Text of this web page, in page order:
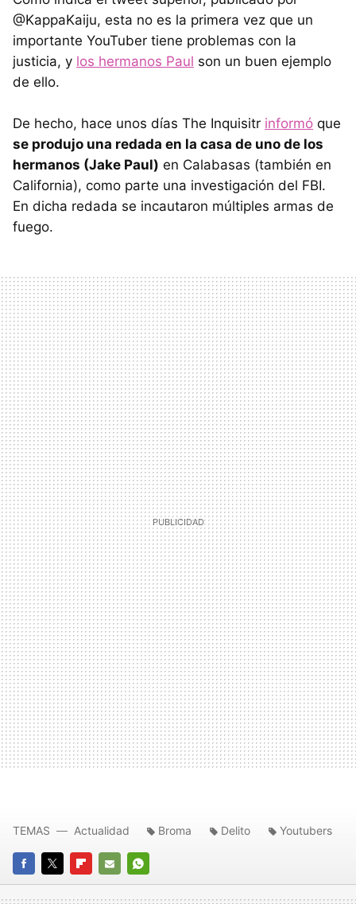
@KappaKaiju, esta no es la primera vez que un
importante YouTuber tiene problemas con la
justicia, y los hermanos Paul son un buen ejemplo
de ello.
De hecho, hace unos días The Inquisitr informó que
se produjo una redada en la casa de uno de los
hermanos (Jake Paul) en Calabasas (también en
California), como parte una investigación del FBI.
En dicha redada se incautaron múltiples armas de
fuego.
FACEBOOK
TWITTERFLIPBOARD
E-
WHATSAPP
TEMAS Actualidad Broma Delito Youtubers